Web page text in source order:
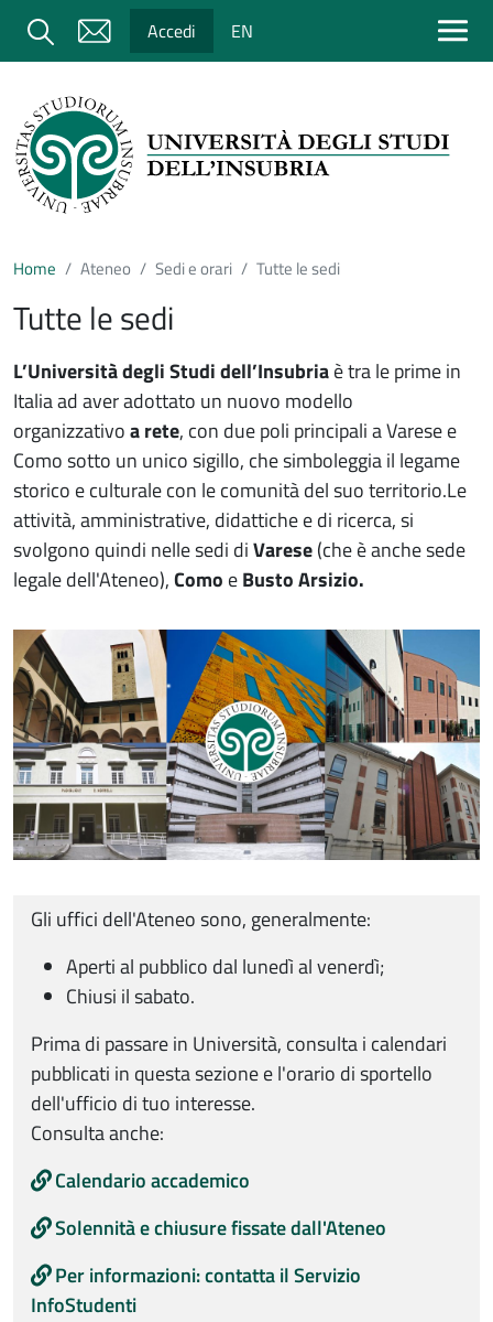
Salta al contenuto principale
Cerca Accedi EN
Home Ateneo Sedi e orari Tutte le sedi
Tutte le sedi
L’Università degli Studi dell’Insubriaè tra le prime in
Italia ad aver adottato un nuovo modello
organizzativoa rete, con due poli principali a Varese e
Como sotto un unico sigillo, che simboleggia il legame
storico e culturale con le comunità del suo territorio.Le
attività, amministrative, didattiche e di ricerca, si
svolgono quindi nelle sedi diVarese(che è anche sede
legale dell'Ateneo),Como eBusto Arsizio.
Immagine
Gli uffici dell'Ateneo sono, generalmente:
Aperti al pubblico dal lunedì al venerdì;
Chiusi il sabato.
Prima di passare in Università, consulta i calendari
pubblicati in questa sezione e l'orario di sportello
dell'ufficio di tuo interesse.
Consulta anche:
Calendario accademico
Solennità e chiusure fissate dall'Ateneo
Per informazioni: contatta il Servizio
InfoStudenti